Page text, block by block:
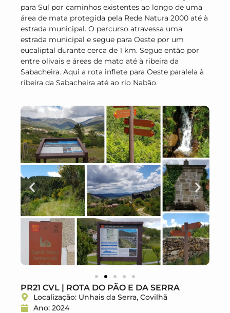
para Sul por caminhos existentes ao longo de uma
área de mata protegida pela Rede Natura 2000 até à
estrada municipal. O percurso atravessa uma
estrada municipal e segue para Oeste por um
eucaliptal durante cerca de 1 km. Segue então por
entre olivais e áreas de mato até à ribeira da
Sabacheira. Aqui a rota inflete para Oeste paralela à
ribeira da Sabacheira até ao rio Nabão.
PR21 CVL | ROTA DO PÃO E DA SERRA
Localização: Unhais da Serra, Covilhã
Ano: 2024